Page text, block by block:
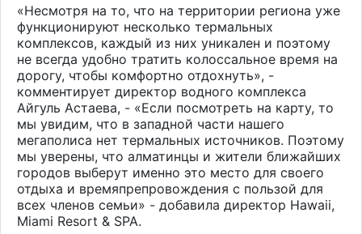
«Несмотря на то, что на территории региона уже
функционируют несколько термальных
комплексов, каждый из них уникален и поэтому
не всегда удобно тратить колоссальное время на
дорогу, чтобы комфортно отдохнуть», -
комментирует директор водного комплекса
Айгуль Астаева, - «Если посмотреть на карту, то
мы увидим, что в западной части нашего
мегаполиса нет термальных источников. Поэтому
мы уверены, что алматинцы и жители ближайших
городов выберут именно это место для своего
отдыха и времяпрепровождения с пользой для
всех членов семьи» - добавила директор Hawaii,
Miami Resort & SPA.